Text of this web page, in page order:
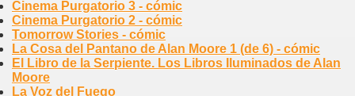
Cinema Purgatorio 3 - cómic
Cinema Purgatorio 2 - cómic
Tomorrow Stories - cómic
La Cosa del Pantano de Alan Moore 1 (de 6) - cómic
El Libro de la Serpiente. Los Libros Iluminados de Alan
Moore
La Voz del Fuego